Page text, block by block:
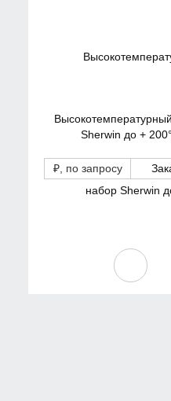
Sherwin до +
₽, по запросу